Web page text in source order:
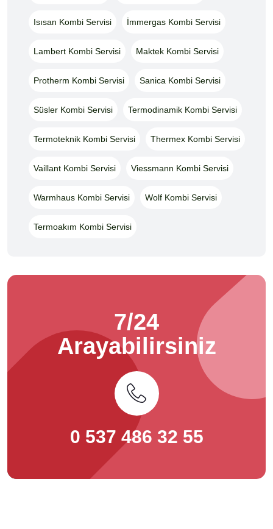
Isısan Kombi Servisi İmmergas Kombi Servisi
Lambert Kombi Servisi Maktek Kombi Servisi
Protherm Kombi Servisi Sanica Kombi Servisi
Süsler Kombi Servisi Termodinamik Kombi Servisi
Termoteknik Kombi Servisi Thermex Kombi Servisi
Vaillant Kombi Servisi Viessmann Kombi Servisi
Warmhaus Kombi Servisi Wolf Kombi Servisi
Termoakım Kombi Servisi
7/24
Arayabilirsiniz
0 537 486 32 55